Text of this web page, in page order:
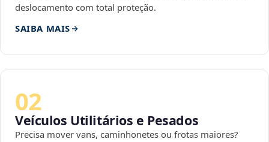
deslocamento com total proteção.
SAIBA MAIS
02
Veículos Utilitários e Pesados
Precisa mover vans, caminhonetes ou frotas maiores?